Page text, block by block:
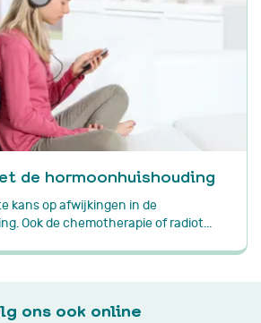
de hormoonhuishouding
kans op afwijkingen in de
Ook de chemotherapie of radiot...
ons ook online